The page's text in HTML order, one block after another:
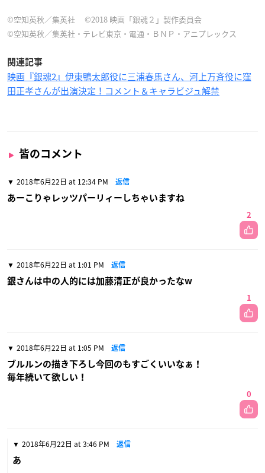
©空知英秋／集英社 ©2018 映画「銀魂２」製作委員会
©空知英秋／集英社・テレビ東京・電通・ＢＮＰ・アニプレックス
関連記事
映画『銀魂2』伊東鴨太郎役に三浦春馬さん、河上万斉役に窪
田正孝さんが出演決定！コメント＆キャラビジュ解禁
皆のコメント
2018年6月22日 at 12:34 PM 返信
あーこりゃレッツパーリィーしちゃいますね
2
2018年6月22日 at 1:01 PM 返信
銀さんは中の人的には加藤清正が良かったなw
1
2018年6月22日 at 1:05 PM 返信
ブルルンの描き下ろし今回のもすごくいいなぁ！
毎年続いて欲しい！
0
2018年6月22日 at 3:46 PM 返信
あ